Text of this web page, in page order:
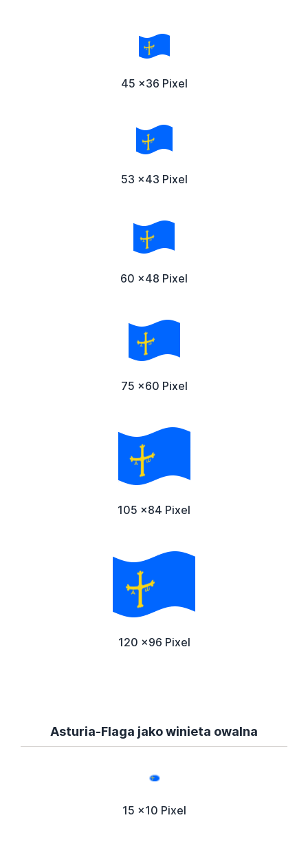
45 x36 Pixel
53 x43 Pixel
60 x48 Pixel
75 x60 Pixel
105 x84 Pixel
120 x96 Pixel
Asturia-Flaga jako winieta owalna
15 x10 Pixel